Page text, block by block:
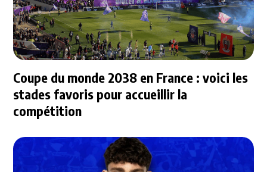
Coupe du monde 2038 en France : voici les
stades favoris pour accueillir la
compétition